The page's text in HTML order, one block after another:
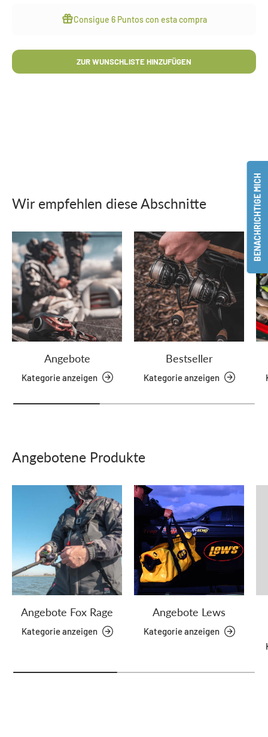
Consigue 6 Puntoscon esta compra
ZUR WUNSCHLISTE HINZUFÜGEN
Wir empfehlen diese Abschnitte
Angebote
Kategorie anzeigen
Bestseller
Kategorie anzeigen
Angebotene Produkte
Angebote Fox Rage
Kategorie anzeigen
Angebote Lews
Kategorie anzeigen
BENACHRICHTIGE MICH